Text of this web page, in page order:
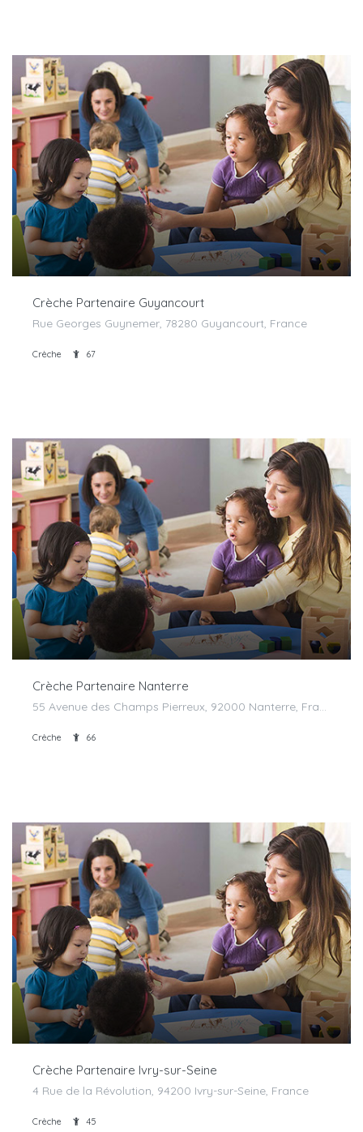
Crèche Partenaire Guyancourt
Rue Georges Guynemer, 78280 Guyancourt, France
Crèche 67
Crèche Partenaire Nanterre
55 Avenue des Champs Pierreux, 92000 Nanterre, France
Crèche 66
Crèche Partenaire Ivry-sur-Seine
4 Rue de la Révolution, 94200 Ivry-sur-Seine, France
Crèche 45